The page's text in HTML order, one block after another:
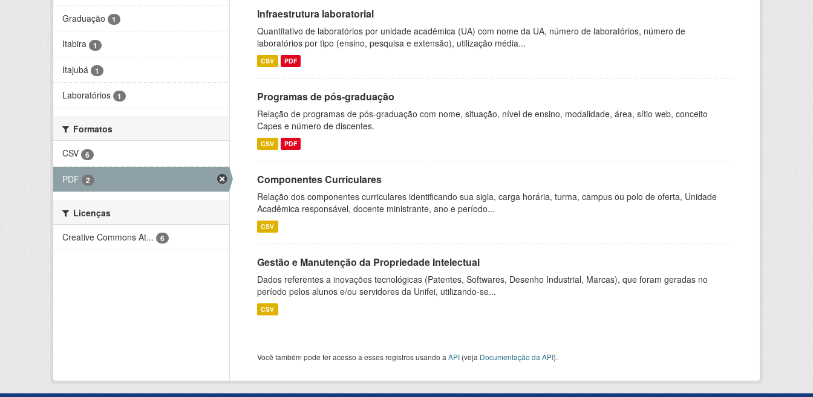
Graduação 1
Itabira 1
Itajubá 1
Laboratórios 1
Formatos
CSV
6
PDF 2
Licenças
Creative Commons At...
6
Infraestrutura laboratorial
Quantitativo de laboratórios por unidade acadêmica (UA) com nome da UA, número de laboratórios, número de
laboratórios por tipo (ensino, pesquisa e extensão), utilização média...
CSV PDF
Programas de pós-graduação
Relação de programas de pós-graduação com nome, situação, nível de ensino, modalidade, área, sítio web, conceito
Capes e número de discentes.
CSV PDF
Componentes Curriculares
Relação dos componentes curriculares identificando sua sigla, carga horária, turma, campus ou polo de oferta, Unidade
Acadêmica responsável, docente ministrante, ano e período...
CSV
Gestão e Manutenção da Propriedade Intelectual
Dados referentes a inovações tecnológicas (Patentes, Softwares, Desenho Industrial, Marcas), que foram geradas no
período pelos alunos e/ou servidores da Unifei, utilizando-se...
CSV
Você também pode ter acesso a esses registros usando a API (veja Documentação da API).